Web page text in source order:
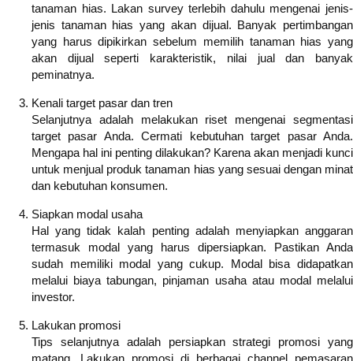
tanaman hias. Lakan survey terlebih dahulu mengenai jenis-
jenis tanaman hias yang akan dijual. Banyak pertimbangan
yang harus dipikirkan sebelum memilih tanaman hias yang
akan dijual seperti karakteristik, nilai jual dan banyak
peminatnya.
Kenali target pasar dan tren
Selanjutnya adalah melakukan riset mengenai segmentasi
target pasar Anda. Cermati kebutuhan target pasar Anda.
Mengapa hal ini penting dilakukan? Karena akan menjadi kunci
untuk menjual produk tanaman hias yang sesuai dengan minat
dan kebutuhan konsumen.
Siapkan modal usaha
Hal yang tidak kalah penting adalah menyiapkan anggaran
termasuk modal yang harus dipersiapkan. Pastikan Anda
sudah memiliki modal yang cukup. Modal bisa didapatkan
melalui biaya tabungan, pinjaman usaha atau modal melalui
investor.
Lakukan promosi
Tips selanjutnya adalah persiapkan strategi promosi yang